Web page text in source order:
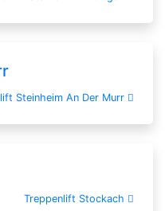
Steinheim An Der Murr
Treppenlift Stockach